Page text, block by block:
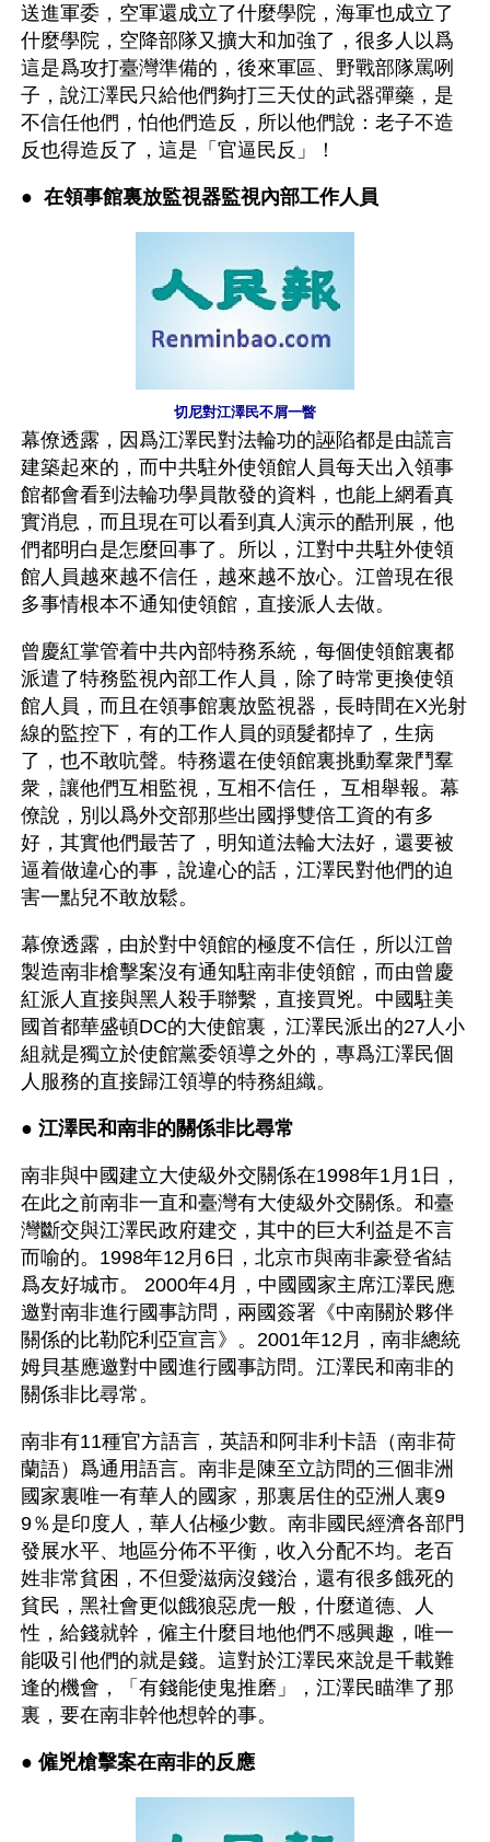
送進軍委，空軍還成立了什麼學院，海軍也成立了
什麼學院，空降部隊又擴大和加強了，很多人以爲
這是爲攻打臺灣準備的，後來軍區、野戰部隊罵咧
子，說江澤民只給他們夠打三天仗的武器彈藥，是
不信任他們，怕他們造反，所以他們說：老子不造
反也得造反了，這是「官逼民反」！
● 在領事館裏放監視器監視內部工作人員
切尼對江澤民不屑一瞥
幕僚透露，因爲江澤民對法輪功的誣陷都是由謊言
建築起來的，而中共駐外使領館人員每天出入領事
館都會看到法輪功學員散發的資料，也能上網看真
實消息，而且現在可以看到真人演示的酷刑展，他
們都明白是怎麼回事了。所以，江對中共駐外使領
館人員越來越不信任，越來越不放心。江曾現在很
多事情根本不通知使領館，直接派人去做。
曾慶紅掌管着中共內部特務系統，每個使領館裏都
派遣了特務監視內部工作人員，除了時常更換使領
館人員，而且在領事館裏放監視器，長時間在X光射
線的監控下，有的工作人員的頭髮都掉了，生病
了，也不敢吭聲。特務還在使領館裏挑動羣衆鬥羣
衆，讓他們互相監視，互相不信任， 互相舉報。幕
僚說，別以爲外交部那些出國掙雙倍工資的有多
好，其實他們最苦了，明知道法輪大法好，還要被
逼着做違心的事，說違心的話，江澤民對他們的迫
害一點兒不敢放鬆。
幕僚透露，由於對中領館的極度不信任，所以江曾
製造南非槍擊案沒有通知駐南非使領館，而由曾慶
紅派人直接與黑人殺手聯繫，直接買兇。中國駐美
國首都華盛頓DC的大使館裏，江澤民派出的27人小
組就是獨立於使館黨委領導之外的，專爲江澤民個
人服務的直接歸江領導的特務組織。
● 江澤民和南非的關係非比尋常
南非與中國建立大使級外交關係在1998年1月1日，
在此之前南非一直和臺灣有大使級外交關係。和臺
灣斷交與江澤民政府建交，其中的巨大利益是不言
而喻的。1998年12月6日，北京市與南非豪登省結
爲友好城市。 2000年4月，中國國家主席江澤民應
邀對南非進行國事訪問，兩國簽署《中南關於夥伴
關係的比勒陀利亞宣言》。2001年12月，南非總統
姆貝基應邀對中國進行國事訪問。江澤民和南非的
關係非比尋常。
南非有11種官方語言，英語和阿非利卡語（南非荷
蘭語）爲通用語言。南非是陳至立訪問的三個非洲
國家裏唯一有華人的國家，那裏居住的亞洲人裏9
9％是印度人，華人佔極少數。南非國民經濟各部門
發展水平、地區分佈不平衡，收入分配不均。老百
姓非常貧困，不但愛滋病沒錢治，還有很多餓死的
貧民，黑社會更似餓狼惡虎一般，什麼道德、人
性，給錢就幹，僱主什麼目地他們不感興趣，唯一
能吸引他們的就是錢。這對於江澤民來說是千載難
逢的機會，「有錢能使鬼推磨」，江澤民瞄準了那
裏，要在南非幹他想幹的事。
● 僱兇槍擊案在南非的反應